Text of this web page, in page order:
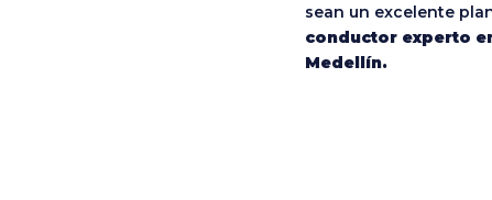
sean un excelente
conductor experto
Medellín.